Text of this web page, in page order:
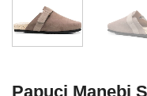
Papuci Manebi